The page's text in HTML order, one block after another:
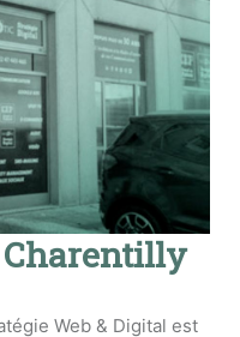
Web & Digital est